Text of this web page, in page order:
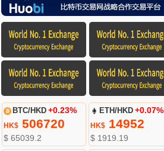
BTC/HKD +0.23%
HK$506720
$ 65039.2
ETH/HKD +0.07%
HK$ 14952
$ 1919.19